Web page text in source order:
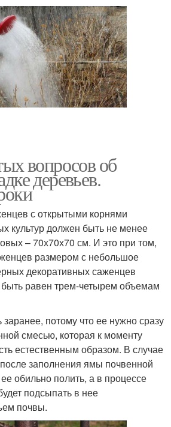
вопросов об
деревьев.
с открытыми корнями
культур должен быть не менее
– 70х70х70 см. И это при том,
размером с небольшое
декоративных саженцев
равен трем-четырем объемам
потому что ее нужно сразу
смесью, которая к моменту
естественным образом. В случае
заполнения ямы почвенной
обильно полить, а в процессе
подсыпать в нее
почвы.